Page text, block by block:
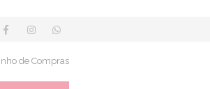
de Compras